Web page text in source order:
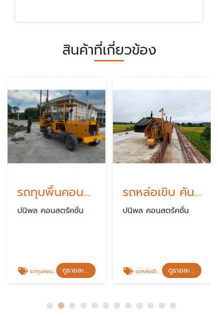
สินค้าที่เกี่ยวข้อง
รถทุบพื้นคอนกรีต
ปนิพล คอนสตรัคชั่น
รถทุบคอนกรีต ดูรายละเอียด
รถหล่อเขิบ คันหิน
ปนิพล คอนสตรัคชั่น
รถหล่อเขิบ คันหิน ดูรายละเอียด